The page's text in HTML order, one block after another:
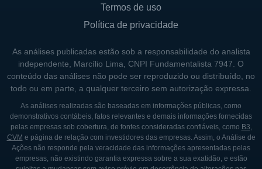
Termos de uso
Política de privacidade
As análises publicadas estão sob a responsabilidade do analista
independente, Marcílio Lima, CNPI Fundamentalista 7947. O
conteúdo das análises não pode ser reproduzido ou distribuído, no
todo ou em parte, a qualquer terceiro sem autorização expressa.
As análises realizadas são baseadas em informações públicas, como
demonstrativos contábeis, fatos relevantes e demais informações fornecidas
pelas empresas sob cobertura, de fontes consideradas confiáveis, como B3,
CVM e página de relação com investidores das empresas. Assim, o Análise de
Ações não responde pela veracidade das informações apresentadas pelas
empresas, não existindo garantia expressa sobre a sua exatidão, e estão